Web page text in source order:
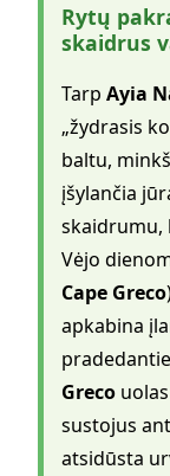
Rytų
skaidrus
Tarp Ayia
„žydrasis
baltu,
įšylančia
skaidrumu,
Vėjo
Cape Greco
apkabina
Greco
sustojus
atsidūsta